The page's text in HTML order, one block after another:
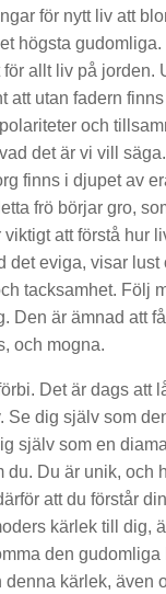
för nytt liv att
högsta
allt liv på jorden.
att utan fadern
och
det är vi vill
finns i djupet av
frö börjar gro,
att förstå hur
det eviga, visar lust
tacksamhet. Följ
Den är ämnad att
och mogna.
Det är dags att
Se dig själv som
själv som en
du. Du är unik, och
att du förstår
kärlek till dig,
den gudomliga
denna kärlek, även